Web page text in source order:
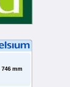
746 mm